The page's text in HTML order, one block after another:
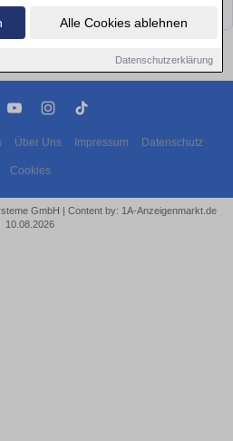
Alle Cookies ablehnen
Datenschutzerklärung
Über Uns Impressum Datenschutz
Cookies
GmbH | Content by: 1A-Anzeigenmarkt.de
10.08.2026